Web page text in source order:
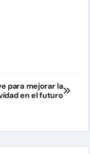
para mejorar la
en el futuro